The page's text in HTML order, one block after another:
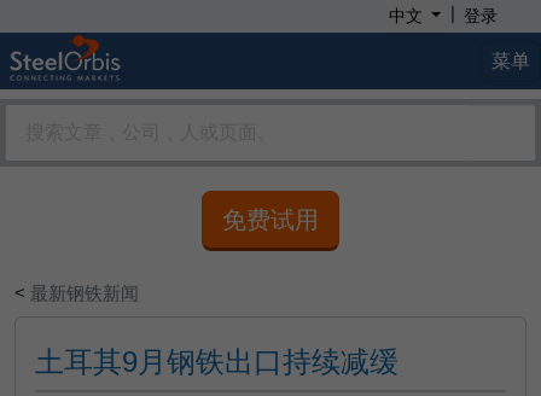
中文 | 登录
菜单
免费试用
< 最新钢铁新闻
土耳其9月钢铁出口持续减缓